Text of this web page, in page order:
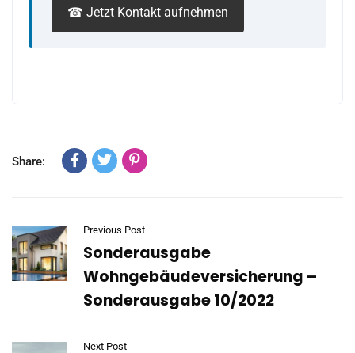
☎ Jetzt Kontakt aufnehmen
Share:
Previous Post
Sonderausgabe
Wohngebäudeversicherung –
Sonderausgabe 10/2022
Next Post